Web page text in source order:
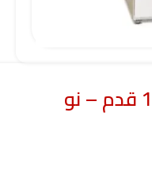
فريزر عمودي بيسك 17 قدم – نو